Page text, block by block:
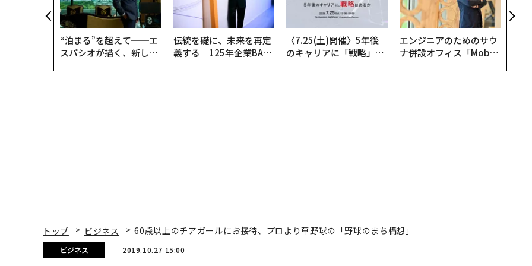
“泊まる”を超えて──エ
スパシオが描く、新しい
伝統を礎に、未来を再定
義する 125年企業BAT
〈7.25(土)開催〉5年後
のキャリアに「戦略」は
エンジニアのためのサウ
ナ併設オフィス「Mobiu
トップ ビジネス 60歳以上のチアガールにお接待、プロより草野球の「野球のまち構想」
ビジネス 2019.10.27 15:00